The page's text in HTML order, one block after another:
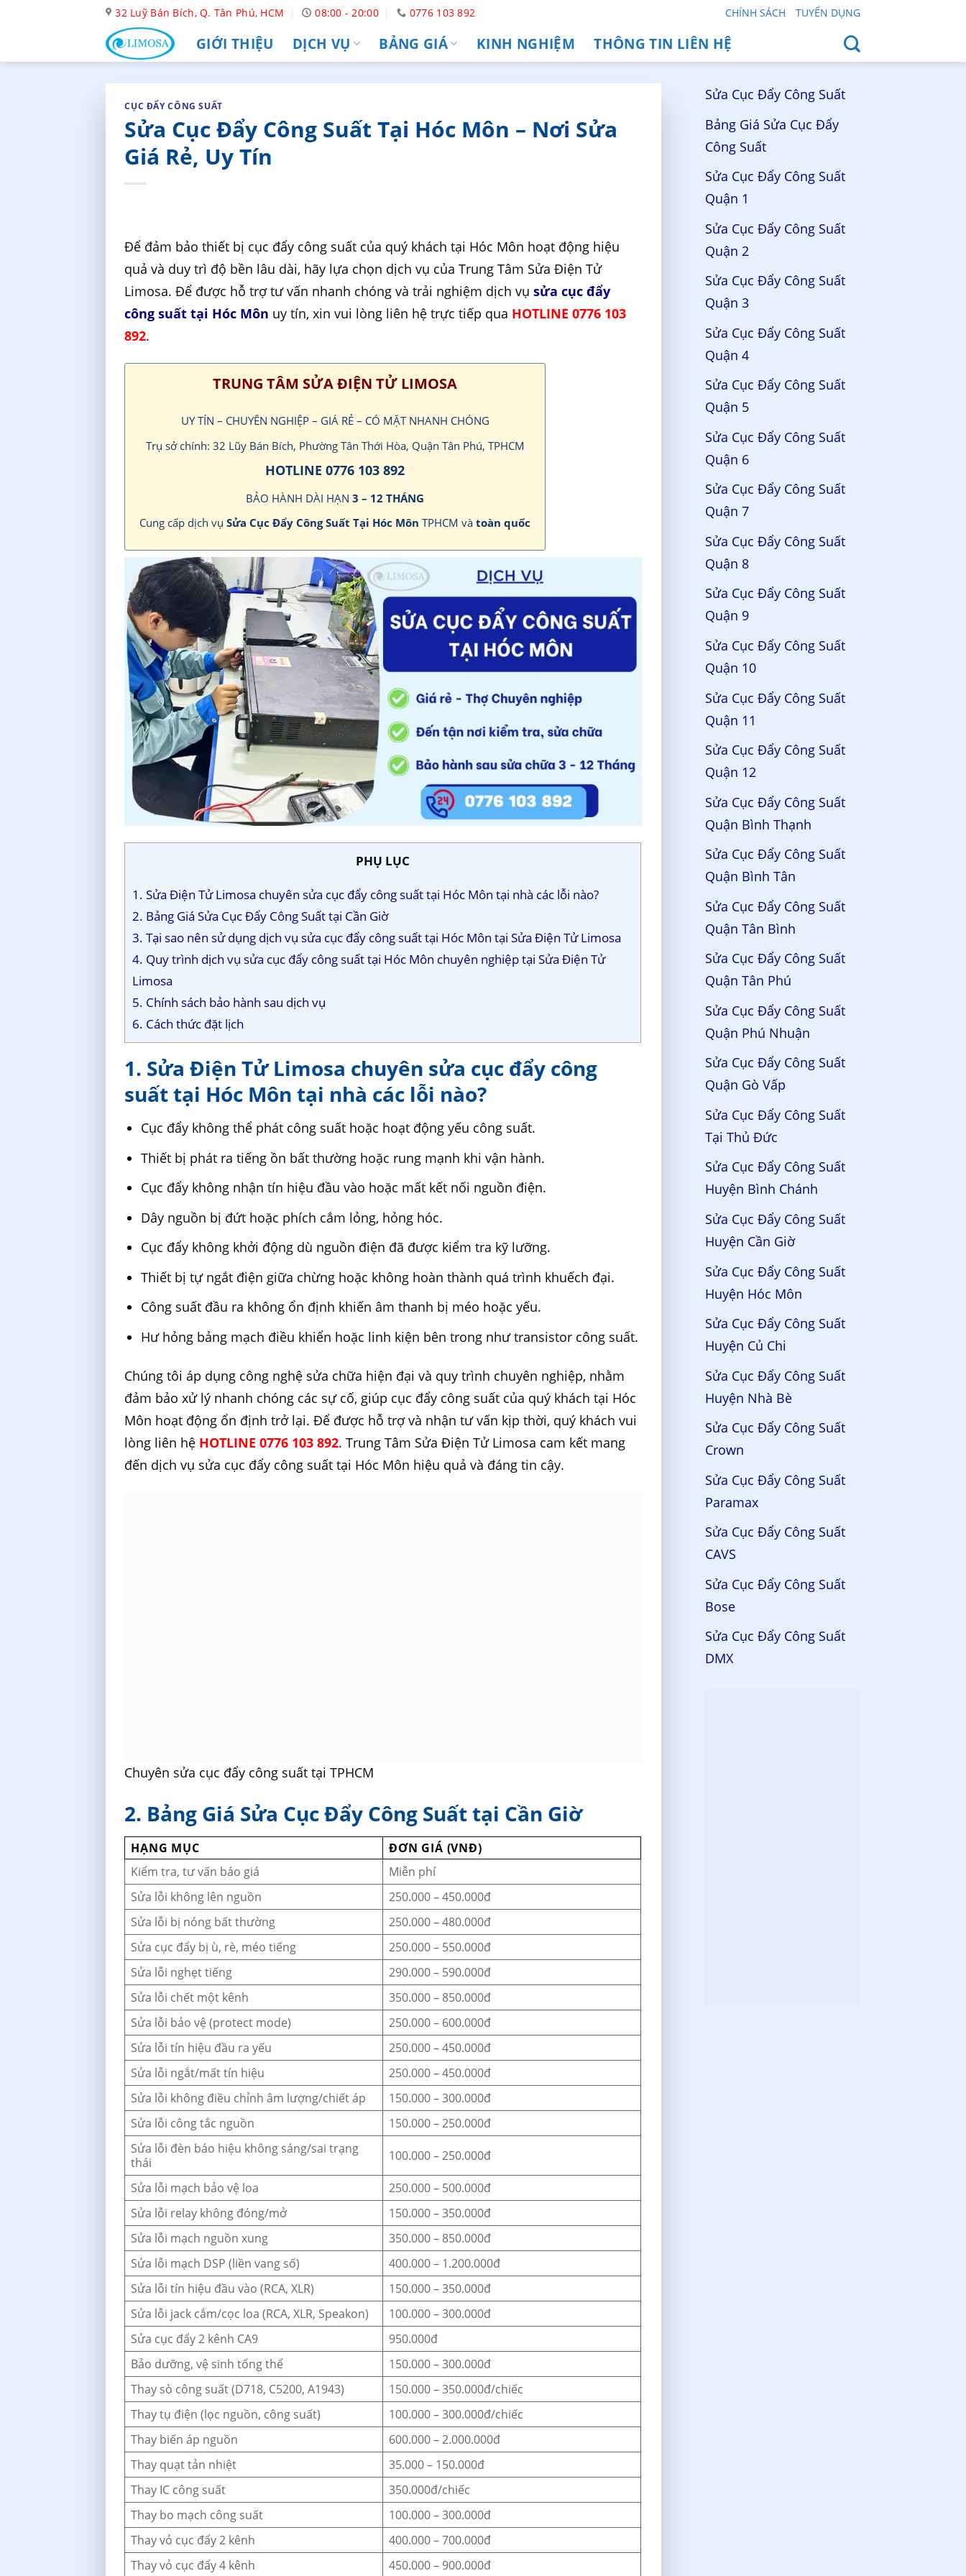
32 Luỹ Bán Bích, Q. Tân Phú, HCM 08:00 - 20:00 0776 103 892 CHÍNH SÁCH TUYỂN DỤNG
GIỚI THIỆU DỊCH VỤ BẢNG GIÁ KINH NGHIỆM THÔNG TIN LIÊN HỆ
CỤC ĐẨY CÔNG SUẤT
Sửa Cục Đẩy Công Suất Tại Hóc Môn – Nơi Sửa
Giá Rẻ, Uy Tín
Để đảm bảo thiết bị cục đẩy công suất của quý khách tại Hóc Môn hoạt động hiệu
quả và duy trì độ bền lâu dài, hãy lựa chọn dịch vụ của Trung Tâm Sửa Điện Tử
Limosa. Để được hỗ trợ tư vấn nhanh chóng và trải nghiệm dịch vụsửa cục đẩy
công suất tại Hóc Môn uy tín, xin vui lòng liên hệ trực tiếp qua HOTLINE 0776 103
892.
TRUNG TÂM SỬA ĐIỆN TỬ LIMOSA
UY TÍN – CHUYÊN NGHIỆP – GIÁ RẺ – CÓ MẶT NHANH CHÓNG
Trụ sở chính: 32 Lũy Bán Bích, Phường Tân Thới Hòa, Quận Tân Phú, TPHCM
HOTLINE 0776 103 892
BẢO HÀNH DÀI HẠN3 – 12 THÁNG
Cung cấp dịch vụSửa Cục Đẩy Công Suất Tại Hóc Môn TPHCM vàtoàn quốc
PHỤ LỤC
1. Sửa Điện Tử Limosa chuyên sửa cục đẩy công suất tại Hóc Môn tại nhà các lỗi nào?
2. Bảng Giá Sửa Cục Đẩy Công Suất tại Cần Giờ
3. Tại sao nên sử dụng dịch vụ sửa cục đẩy công suất tại Hóc Môn tại Sửa Điện Tử Limosa
4. Quy trình dịch vụ sửa cục đẩy công suất tại Hóc Môn chuyên nghiệp tại Sửa Điện Tử
Limosa
5. Chính sách bảo hành sau dịch vụ
6. Cách thức đặt lịch
1. Sửa Điện Tử Limosa chuyên sửa cục đẩy công
suất tại Hóc Môn tại nhà các lỗi nào?
Cục đẩy không thể phát công suất hoặc hoạt động yếu công suất.
Thiết bị phát ra tiếng ồn bất thường hoặc rung mạnh khi vận hành.
Cục đẩy không nhận tín hiệu đầu vào hoặc mất kết nối nguồn điện.
Dây nguồn bị đứt hoặc phích cắm lỏng, hỏng hóc.
Cục đẩy không khởi động dù nguồn điện đã được kiểm tra kỹ lưỡng.
Thiết bị tự ngắt điện giữa chừng hoặc không hoàn thành quá trình khuếch đại.
Công suất đầu ra không ổn định khiến âm thanh bị méo hoặc yếu.
Hư hỏng bảng mạch điều khiển hoặc linh kiện bên trong như transistor công suất.
Chúng tôi áp dụng công nghệ sửa chữa hiện đại và quy trình chuyên nghiệp, nhằm
đảm bảo xử lý nhanh chóng các sự cố, giúp cục đẩy công suất của quý khách tại Hóc
Môn hoạt động ổn định trở lại. Để được hỗ trợ và nhận tư vấn kịp thời, quý khách vui
lòng liên hệ HOTLINE 0776 103 892. Trung Tâm Sửa Điện Tử Limosa cam kết mang
đến dịch vụ sửa cục đẩy công suất tại Hóc Môn hiệu quả và đáng tin cậy.
Chuyên sửa cục đẩy công suất tại TPHCM
2. Bảng Giá Sửa Cục Đẩy Công Suất tại Cần Giờ
HẠNG MỤC
ĐƠN GIÁ (VNĐ)
Kiểm tra, tư vấn báo giá
Miễn phí
Sửa lỗi không lên nguồn
250.000 – 450.000đ
Sửa lỗi bị nóng bất thường
250.000 – 480.000đ
Sửa cục đẩy bị ù, rè, méo tiếng
250.000 – 550.000đ
Sửa lỗi nghẹt tiếng
290.000 – 590.000đ
Sửa lỗi chết một kênh
350.000 – 850.000đ
Sửa lỗi bảo vệ (protect mode)
250.000 – 600.000đ
Sửa lỗi tín hiệu đầu ra yếu
250.000 – 450.000đ
Sửa lỗi ngắt/mất tín hiệu
250.000 – 450.000đ
Sửa lỗi không điều chỉnh âm lượng/chiết áp
150.000 – 300.000đ
Sửa lỗi công tắc nguồn
150.000 – 250.000đ
Sửa lỗi đèn báo hiệu không sáng/sai trạng
thái
100.000 – 250.000đ
Sửa lỗi mạch bảo vệ loa
250.000 – 500.000đ
Sửa lỗi relay không đóng/mở
150.000 – 350.000đ
Sửa lỗi mạch nguồn xung
350.000 – 850.000đ
Sửa lỗi mạch DSP (liền vang số)
400.000 – 1.200.000đ
Sửa lỗi tín hiệu đầu vào (RCA, XLR)
150.000 – 350.000đ
Sửa lỗi jack cắm/cọc loa (RCA, XLR, Speakon)
100.000 – 300.000đ
Sửa cục đẩy 2 kênh CA9
950.000đ
Bảo dưỡng, vệ sinh tổng thể
150.000 – 300.000đ
Thay sò công suất (D718, C5200, A1943)
150.000 – 350.000đ/chiếc
Thay tụ điện (lọc nguồn, công suất)
100.000 – 300.000đ/chiếc
Thay biến áp nguồn
600.000 – 2.000.000đ
Thay quạt tản nhiệt
35.000 – 150.000đ
Thay IC công suất
350.000đ/chiếc
Thay bo mạch công suất
100.000 – 300.000đ
Thay vỏ cục đẩy 2 kênh
400.000 – 700.000đ
Thay vỏ cục đẩy 4 kênh
450.000 – 900.000đ
Sửa Cục Đẩy Công Suất
Bảng Giá Sửa Cục Đẩy
Công Suất
Sửa Cục Đẩy Công Suất
Quận 1
Sửa Cục Đẩy Công Suất
Quận 2
Sửa Cục Đẩy Công Suất
Quận 3
Sửa Cục Đẩy Công Suất
Quận 4
Sửa Cục Đẩy Công Suất
Quận 5
Sửa Cục Đẩy Công Suất
Quận 6
Sửa Cục Đẩy Công Suất
Quận 7
Sửa Cục Đẩy Công Suất
Quận 8
Sửa Cục Đẩy Công Suất
Quận 9
Sửa Cục Đẩy Công Suất
Quận 10
Sửa Cục Đẩy Công Suất
Quận 11
Sửa Cục Đẩy Công Suất
Quận 12
Sửa Cục Đẩy Công Suất
Quận Bình Thạnh
Sửa Cục Đẩy Công Suất
Quận Bình Tân
Sửa Cục Đẩy Công Suất
Quận Tân Bình
Sửa Cục Đẩy Công Suất
Quận Tân Phú
Sửa Cục Đẩy Công Suất
Quận Phú Nhuận
Sửa Cục Đẩy Công Suất
Quận Gò Vấp
Sửa Cục Đẩy Công Suất
Tại Thủ Đức
Sửa Cục Đẩy Công Suất
Huyện Bình Chánh
Sửa Cục Đẩy Công Suất
Huyện Cần Giờ
Sửa Cục Đẩy Công Suất
Huyện Hóc Môn
Sửa Cục Đẩy Công Suất
Huyện Củ Chi
Sửa Cục Đẩy Công Suất
Huyện Nhà Bè
Sửa Cục Đẩy Công Suất
Crown
Sửa Cục Đẩy Công Suất
Paramax
Sửa Cục Đẩy Công Suất
CAVS
Sửa Cục Đẩy Công Suất
Bose
Sửa Cục Đẩy Công Suất
DMX